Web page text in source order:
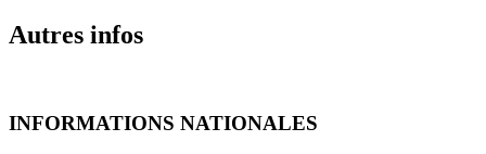
Autres infos
INFORMATIONS NATIONALES